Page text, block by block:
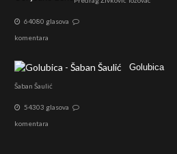
64080 glasova
komentara
Golubica
Šaban Šaulić
54303 glasova
komentara